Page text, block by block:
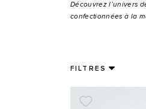
Découvrez l’univers
confectionnées à la
FILTRES